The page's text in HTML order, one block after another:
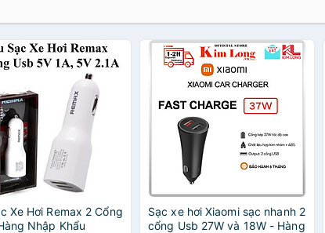
Xe Hơi Remax 2 Cổng
Nhập Khẩu
Sạc xe hơi Xiaomi sạc nhanh 2
cổng Usb 27W và 18W - Hàng